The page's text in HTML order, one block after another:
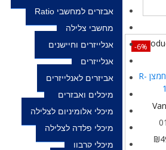
אבזרים למחשבי Ratio
מחשבי צלילה
אנלייזרים וחיישנים
אנלייזרים
אביזרים לאנלייזרים
מיכלים ואבזרים
מיכלי אלומיניום לצלילה
מיכלי פלדה לצלילה
מיכלי קרבון
-6%
חיישן (סנסור) חמצן R-